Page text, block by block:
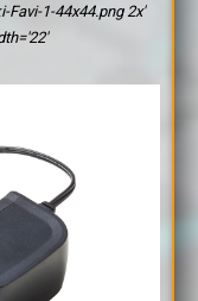
1-44x44.png 2x'